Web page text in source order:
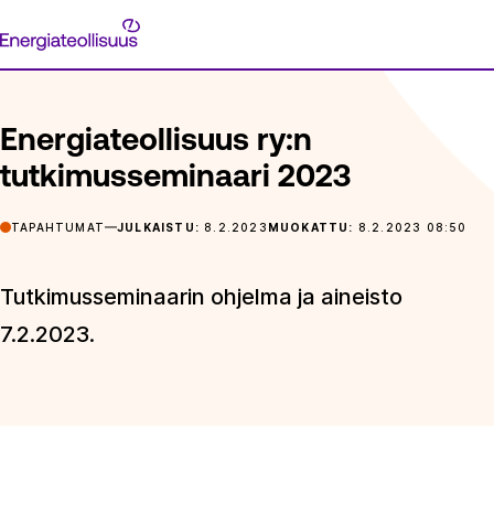
suoraan
Energiateollisuus
ETUSIVU
Energiateollisuus ry:n
tutkimusseminaari 2023
TAPAHTUMAT JULKAISTU: 8.2.2023 MUOKATTU: 8.2.2023 08:50
Tutkimusseminaarin ohjelma ja aineisto
7.2.2023.